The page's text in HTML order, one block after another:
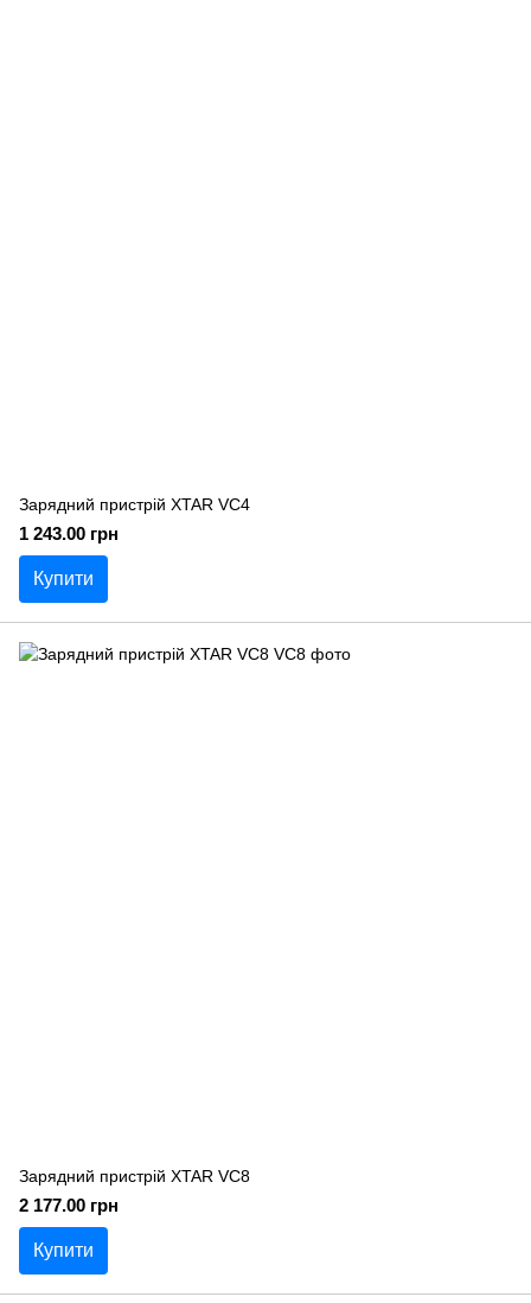
Зарядний пристрій XTAR VC4
1 243.00 грн
Купити
Зарядний пристрій XTAR VC8
2 177.00 грн
Купити